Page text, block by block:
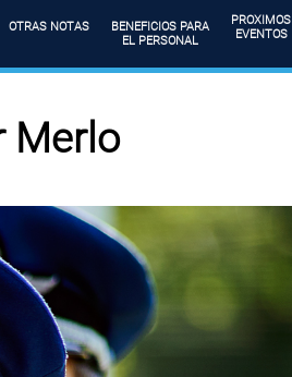
OTRAS NOTAS
BENEFICIOS PARA
EL PERSONAL
PROXIMOS
EVENTOS
Merlo